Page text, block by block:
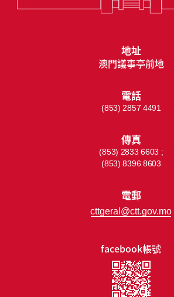
facebook帳號
地址
澳門議事亭前地
電話
(853) 2857 4491
傳真
(853) 2833 6603 ;
(853) 8396 8603
電郵
cttgeral@ctt.gov.mo